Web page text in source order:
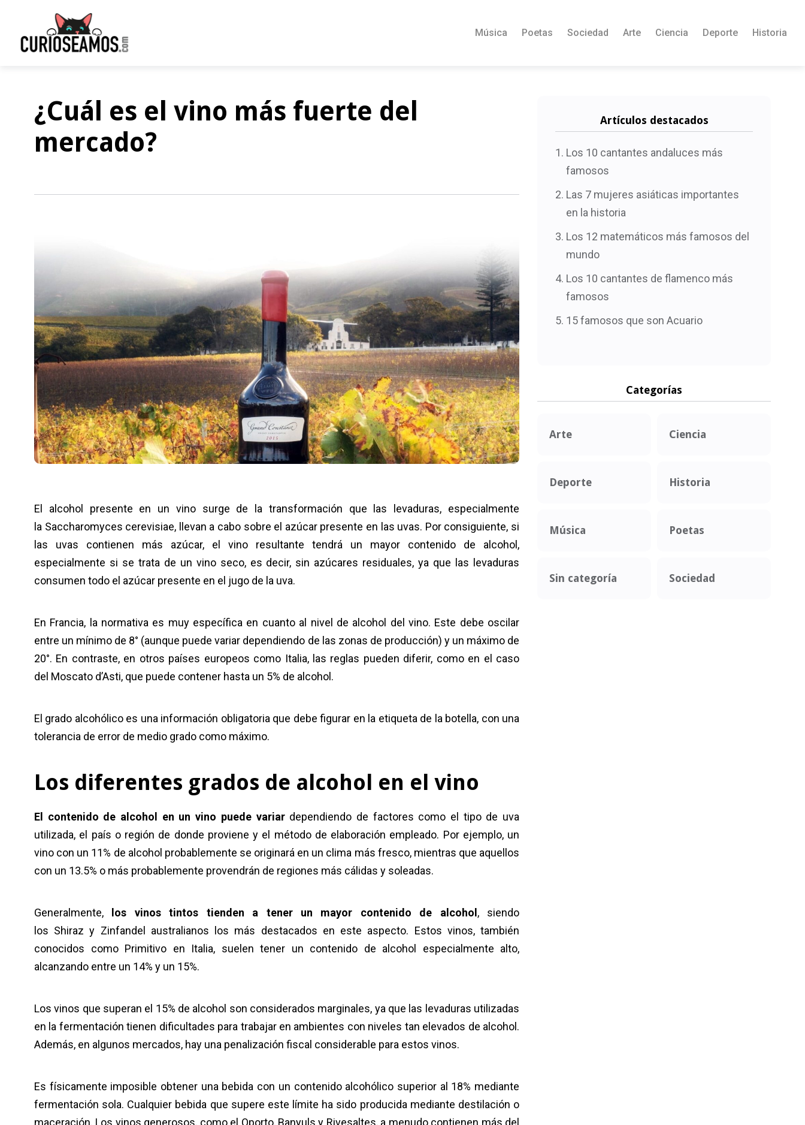
Música Poetas Sociedad Arte Ciencia Deporte Historia
¿Cuál es el vino más fuerte del
mercado?
El alcohol presente en un vino surge de la transformación que las levaduras, especialmente
la Saccharomyces cerevisiae, llevan a cabo sobre el azúcar presente en las uvas. Por consiguiente, si
las uvas contienen más azúcar, el vino resultante tendrá un mayor contenido de alcohol,
especialmente si se trata de un vino seco, es decir, sin azúcares residuales, ya que las levaduras
consumen todo el azúcar presente en el jugo de la uva.
En Francia, la normativa es muy específica en cuanto al nivel de alcohol del vino. Este debe oscilar
entre un mínimo de 8° (aunque puede variar dependiendo de las zonas de producción) y un máximo de
20°. En contraste, en otros países europeos como Italia, las reglas pueden diferir, como en el caso
del Moscato d’Asti, que puede contener hasta un 5% de alcohol.
El grado alcohólico es una información obligatoria que debe figurar en la etiqueta de la botella, con una
tolerancia de error de medio grado como máximo.
Los diferentes grados de alcohol en el vino
El contenido de alcohol en un vino puede variardependiendo de factores como el tipo de uva
utilizada, el país o región de donde proviene y el método de elaboración empleado. Por ejemplo, un
vino con un 11% de alcohol probablemente se originará en un clima más fresco, mientras que aquellos
con un 13.5% o más probablemente provendrán de regiones más cálidas y soleadas.
Generalmente, los vinos tintos tienden a tener un mayor contenido de alcohol, siendo
los Shiraz y Zinfandel australianos los más destacados en este aspecto. Estos vinos, también
conocidos como Primitivo en Italia, suelen tener un contenido de alcohol especialmente alto,
alcanzando entre un 14% y un 15%.
Los vinos que superan el 15% de alcohol son considerados marginales, ya que las levaduras utilizadas
en la fermentación tienen dificultades para trabajar en ambientes con niveles tan elevados de alcohol.
Además, en algunos mercados, hay una penalización fiscal considerable para estos vinos.
Es físicamente imposible obtener una bebida con un contenido alcohólico superior al 18% mediante
fermentación sola. Cualquier bebida que supere este límite ha sido producida mediante destilación o
maceración. Los vinos generosos, como el Oporto, Banyuls y Rivesaltes, a menudo contienen más del
Artículos destacados
Los 10 cantantes andaluces más
famosos
Las 7 mujeres asiáticas importantes
en la historia
Los 12 matemáticos más famosos del
mundo
Los 10 cantantes de flamenco más
famosos
15 famosos que son Acuario
Categorías
Arte Ciencia
Deporte Historia
Música Poetas
Sin categoría Sociedad